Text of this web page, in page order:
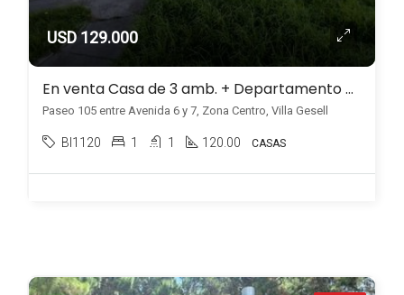
USD 129.000
En venta Casa de 3 amb. + Departamento de 2 amb. en Zona Centro, Villa Gesell.
Paseo 105 entre Avenida 6 y 7, Zona Centro, Villa Gesell
BI1120 1 1 120.00 CASAS